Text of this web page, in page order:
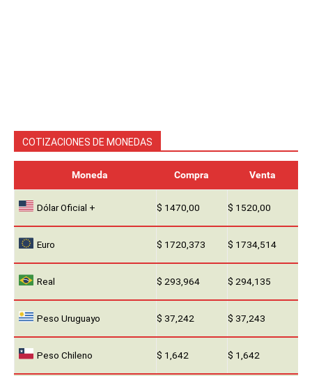
COTIZACIONES DE MONEDAS
Moneda Compra Venta
Dólar Oficial + $ 1470,00 $ 1520,00
Euro $ 1720,373 $ 1734,514
Real $ 293,964 $ 294,135
Peso Uruguayo $ 37,242 $ 37,243
Peso Chileno $ 1,642 $ 1,642